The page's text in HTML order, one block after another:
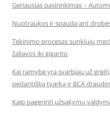
Geriausias pasirinkimas –
Nuotraukos ir spauda ant
Tekinimo procesas sunkiųjų
žaliavos iki giganto
Kai ramybė yra svarbiau už
pedantišką tvarką ir BCA
Kaip pagerinti užsakymų